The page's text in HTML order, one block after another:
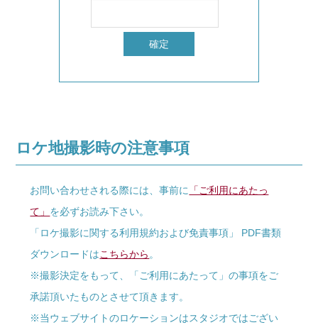
ロケ地撮影時の注意事項
お問い合わせされる際には、事前に 「ご利用にあたっ
て」 を必ずお読み下さい。
「ロケ撮影に関する利用規約および免責事項」 PDF書類
ダウンロードはこちらから。
※撮影決定をもって、「ご利用にあたって」の事項をご
承諾頂いたものとさせて頂きます。
※当ウェブサイトのロケーションはスタジオではござい